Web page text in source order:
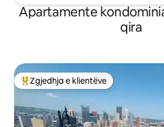
Apartamente
qira
Më të mirat e zgjedhjeve të klientëve
Zgjedhja e klientëve